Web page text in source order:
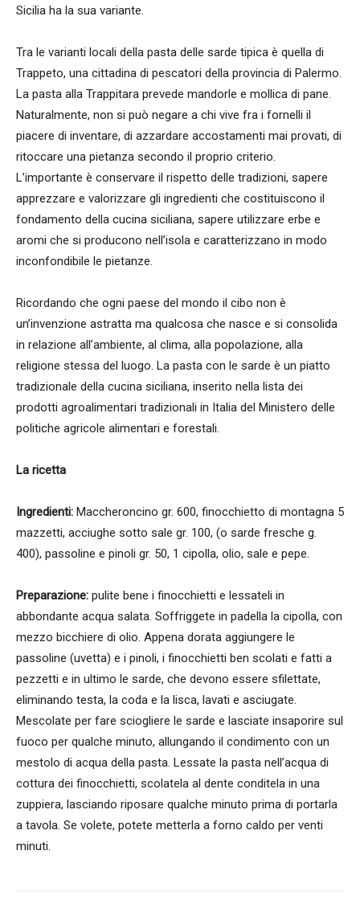
Sicilia ha la sua variante.
Tra le varianti locali della pasta delle sarde tipica è quella di
Trappeto, una cittadina di pescatori della provincia di Palermo.
La pasta alla Trappitara prevede mandorle e mollica di pane.
Naturalmente, non si può negare a chi vive fra i fornelli il
piacere di inventare, di azzardare accostamenti mai provati, di
ritoccare una pietanza secondo il proprio criterio.
L’importante è conservare il rispetto delle tradizioni, sapere
apprezzare e valorizzare gli ingredienti che costituiscono il
fondamento della cucina siciliana, sapere utilizzare erbe e
aromi che si producono nell’isola e caratterizzano in modo
inconfondibile le pietanze.
Ricordando che ogni paese del mondo il cibo non è
un’invenzione astratta ma qualcosa che nasce e si consolida
in relazione all’ambiente, al clima, alla popolazione, alla
religione stessa del luogo. La pasta con le sarde è un piatto
tradizionale della cucina siciliana, inserito nella lista dei
prodotti agroalimentari tradizionali in Italia del Ministero delle
politiche agricole alimentari e forestali.
La ricetta
Ingredienti: Maccheroncino gr. 600, finocchietto di montagna 5
mazzetti, acciughe sotto sale gr. 100, (o sarde fresche g.
400), passoline e pinoli gr. 50, 1 cipolla, olio, sale e pepe.
Preparazione: pulite bene i finocchietti e lessateli in
abbondante acqua salata. Soffriggete in padella la cipolla, con
mezzo bicchiere di olio. Appena dorata aggiungere le
passoline (uvetta) e i pinoli, i finocchietti ben scolati e fatti a
pezzetti e in ultimo le sarde, che devono essere sfilettate,
eliminando testa, la coda e la lisca, lavati e asciugate.
Mescolate per fare sciogliere le sarde e lasciate insaporire sul
fuoco per qualche minuto, allungando il condimento con un
mestolo di acqua della pasta. Lessate la pasta nell’acqua di
cottura dei finocchietti, scolatela al dente conditela in una
zuppiera, lasciando riposare qualche minuto prima di portarla
a tavola. Se volete, potete metterla a forno caldo per venti
minuti.